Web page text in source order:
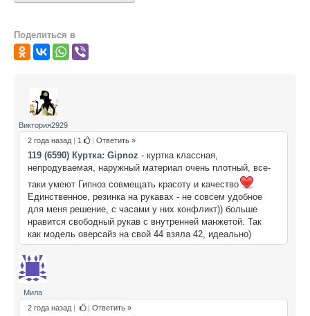
Поделиться в
Виктория2929
2 года назад | 1 | Ответить »
119 (6590) Куртка: Gipnoz - куртка классная,
непродуваемая, наружный материал очень плотный, все-
таки умеют Гипноз совмещать красоту и качество
Единственное, резинка на рукавах - не совсем удобное
для меня решение, с часами у них конфликт)) больше
нравится свободный рукав с внутренней манжетой. Так
как модель оверсайз на свой 44 взяла 42, идеально)
Мила
2 года назад | | Ответить »